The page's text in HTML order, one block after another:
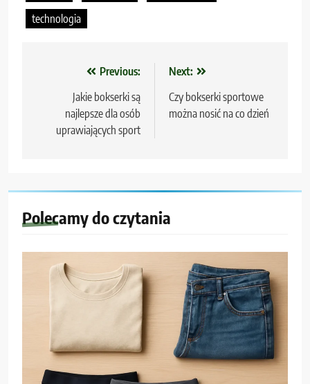
technologia
Nawigacja
wpisu
Previous:
Jakie bokserki są
najlepsze dla osób
uprawiających sport
Next:
Czy bokserki sportowe
można nosić na co dzień
Polecamy do czytania